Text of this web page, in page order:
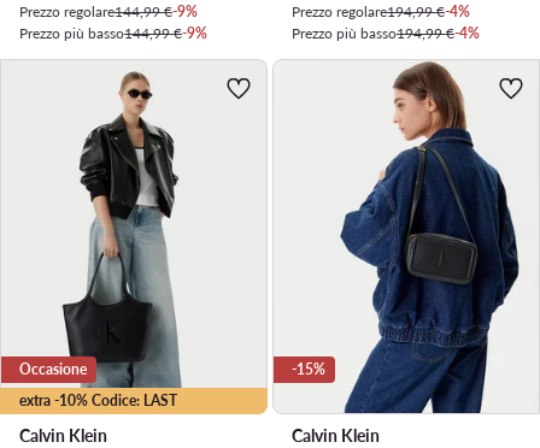
Prezzo regolare144,99 €-9%
Prezzo più basso144,99 €-9%
Prezzo regolare194,99 €-4%
Prezzo più basso194,99 €-4%
extra -10% Codice: LAST
Occasione
Calvin Klein
-15%
Calvin Klein